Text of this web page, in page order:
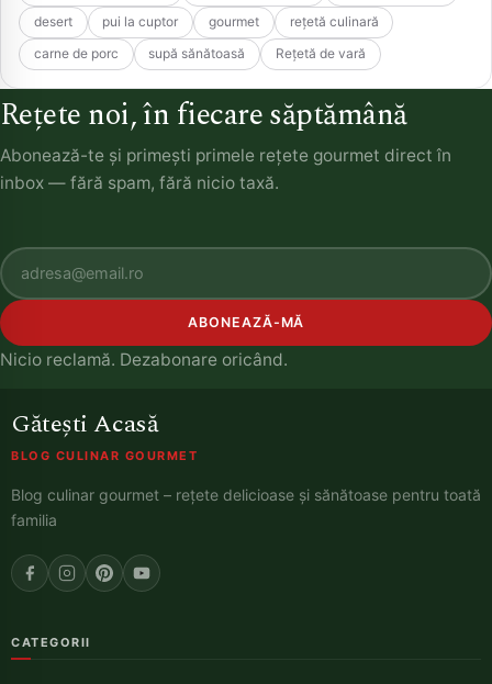
desert
pui la cuptor gourmet
rețetă culinară
carne de porc
supă sănătoasă Rețetă de vară
Rețete noi, în fiecare săptămână
Abonează-te și primești primele rețete gourmet direct în
inbox — fără spam, fără nicio taxă.
ABONEAZĂ-MĂ
Nicio reclamă. Dezabonare oricând.
Gătești Acasă
BLOG CULINAR GOURMET
Blog culinar gourmet – rețete delicioase și sănătoase pentru toată
familia
CATEGORII